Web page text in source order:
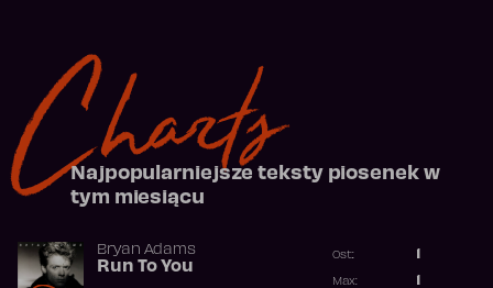
Charts
Najpopularniejsze teksty piosenek w
tym miesiącu
Bryan Adams
Run To You
Ost.:
Max: